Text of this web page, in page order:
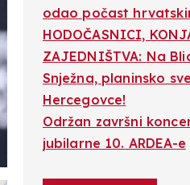
odao počast
HODOČASNICI,
ZAJEDNIŠTVA: Na
Snježna, planinsko
Hercegovce!
Održan završni
jubilarne 10. ARDEA-e